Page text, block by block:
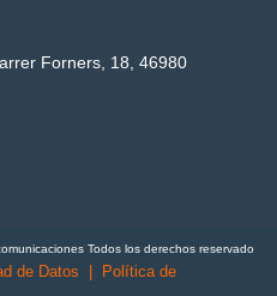
Forners, 18, 46980
Todos los derechos reservado
de Datos | Política de